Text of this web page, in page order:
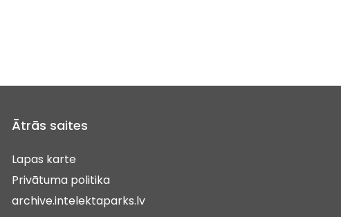
Ātrās saites
Lapas karte
Privātuma politika
archive.intelektaparks.lv